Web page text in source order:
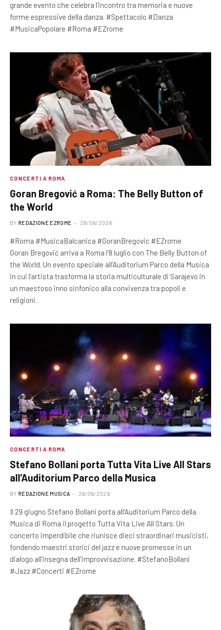
grande evento che celebra l’incontro tra memoria e nuove
forme espressive della danza. #Spettacolo #Danza
#MusicaPopolare #Roma #EZrome
CONCERTI A ROMA
Goran Bregović a Roma: The Belly Button of
the World
BY REDAZIONE EZROME 28/06/2026
#Roma #MusicaBalcanica #GoranBregovic #EZrome
Goran Bregović arriva a Roma l’8 luglio con The Belly Button of
the World. Un evento speciale all’Auditorium Parco della Musica
in cui l’artista trasforma la storia multiculturale di Sarajevo in
un maestoso inno sinfonico alla convivenza tra popoli e
religioni.
CONCERTI A ROMA
Stefano Bollani porta Tutta Vita Live All Stars
all’Auditorium Parco della Musica
BY REDAZIONE MUSICA 26/06/2026
Il 29 giugno Stefano Bollani porta all’Auditorium Parco della
Musica di Roma il progetto Tutta Vita Live All Stars. Un
concerto imperdibile che riunisce dieci straordinari musicisti,
fondendo maestri storici del jazz e nuove promesse in un
dialogo all’insegna dell’improvvisazione. #StefanoBollani
#Jazz #Concerti #EZrome